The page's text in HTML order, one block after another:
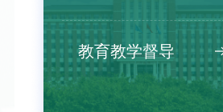
教育教学督导